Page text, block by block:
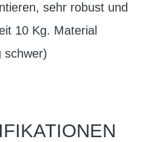
sehr robust und
10 Kg. Material
schwer)